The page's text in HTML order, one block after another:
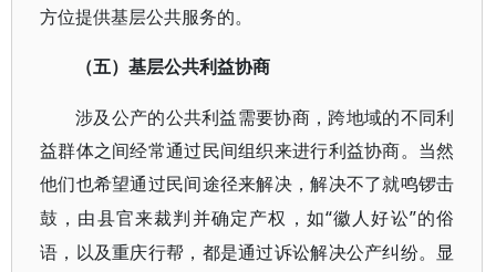
方位提供基层公共服务的。
（五）基层公共利益协商
涉及公产的公共利益需要协商，跨地域的不同利
益群体之间经常通过民间组织来进行利益协商。当然
他们也希望通过民间途径来解决，解决不了就鸣锣击
鼓，由县官来裁判并确定产权，如“徽人好讼”的俗
语，以及重庆行帮，都是通过诉讼解决公产纠纷。显